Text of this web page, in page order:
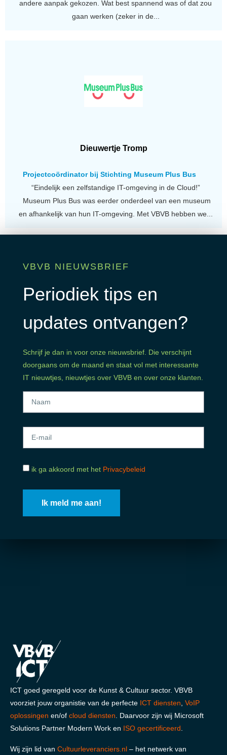
andere aanpak gekozen. Wat best spannend was of dat zou
gaan werken (zeker in de...
Dieuwertje Tromp
Projectcoördinator bij Stichting Museum Plus Bus
“Eindelijk een zelfstandige IT-omgeving in de Cloud!”
Museum Plus Bus was eerder onderdeel van een museum
en afhankelijk van hun IT-omgeving. Met VBVB hebben we...
VBVB NIEUWSBRIEF
Periodiek tips en
updates ontvangen?
Schrijf je dan in voor onze nieuwsbrief. Die verschijnt
doorgaans om de maand en staat vol met interessante
IT nieuwtjes, nieuwtjes over VBVB en over onze klanten.
ik ga akkoord met het Privacybeleid
Ik meld me aan!
ICT goed geregeld voor de Kunst & Cultuur sector. VBVB
voorziet jouw organistie van de perfecte ICT diensten VoIP
oplossingen en/of cloud diensten . Daarvoor zijn wij Microsoft
Solutions Partner Modern Work en ISO gecertificeerd
Wij zijn lid van Cultuurleveranciers.nl – het netwerk van